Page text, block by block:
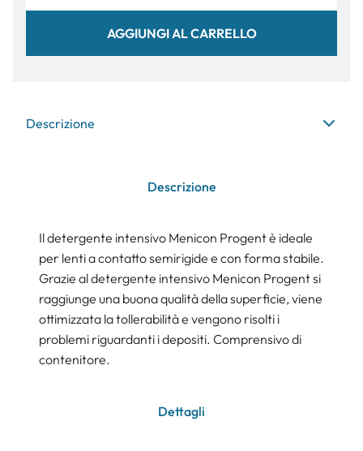
AGGIUNGI AL CARRELLO
Descrizione
Descrizione
Il detergente intensivo Menicon Progent è ideale
per lenti a contatto semirigide e con forma stabile.
Grazie al detergente intensivo Menicon Progent si
raggiunge una buona qualità della superficie, viene
ottimizzata la tollerabilità e vengono risolti i
problemi riguardanti i depositi. Comprensivo di
contenitore.
Dettagli